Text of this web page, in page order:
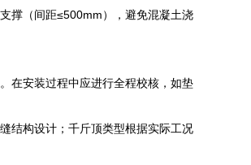
撑（间距≤500mm），避免混凝土浇
在安装过程中应进行全程校核，如垫
结构设计；千斤顶类型根据实际工况